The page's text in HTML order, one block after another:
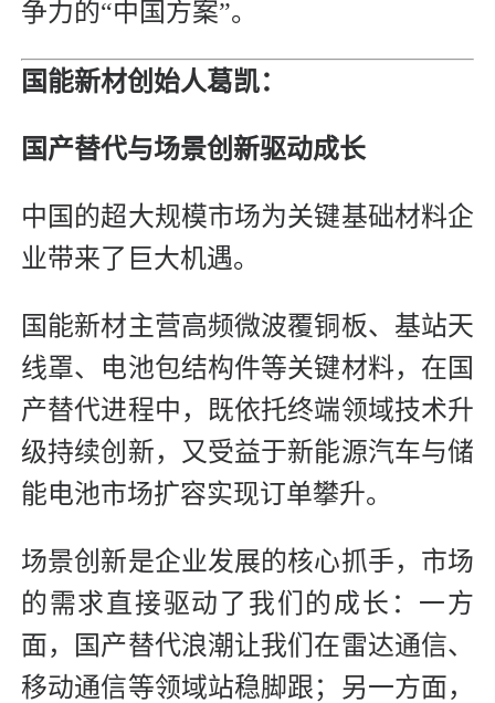
争力的“中国方案”。
国能新材创始人葛凯：
国产替代与场景创新驱动成长
中国的超大规模市场为关键基础材料企
业带来了巨大机遇。
国能新材主营高频微波覆铜板、基站天
线罩、电池包结构件等关键材料，在国
产替代进程中，既依托终端领域技术升
级持续创新，又受益于新能源汽车与储
能电池市场扩容实现订单攀升。
场景创新是企业发展的核心抓手，市场
的需求直接驱动了我们的成长：一方
面，国产替代浪潮让我们在雷达通信、
移动通信等领域站稳脚跟；另一方面，